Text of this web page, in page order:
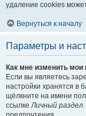
удаление cookies
Вернуться к началу
Параметры и
Как мне изменить мои
Если вы являетесь
настройки хранятся в
щёлкните на имени
ссылкеЛичный раздел